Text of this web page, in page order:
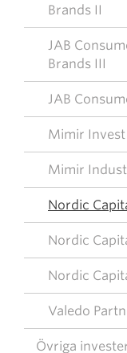
Brands II
JAB
Brands III
JAB
Mimir Invest
Mimir
Nordic
Nordic
Nordic
Valedo
Övriga